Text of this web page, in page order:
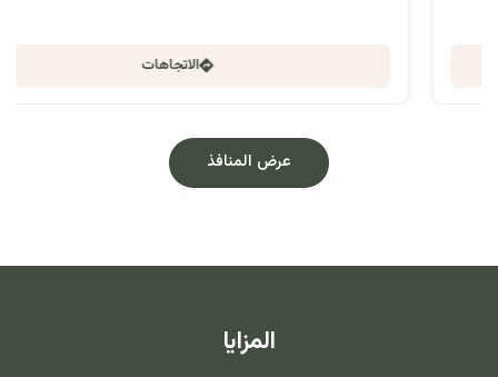
الاتجاهات
عرض المنافذ
المزايا